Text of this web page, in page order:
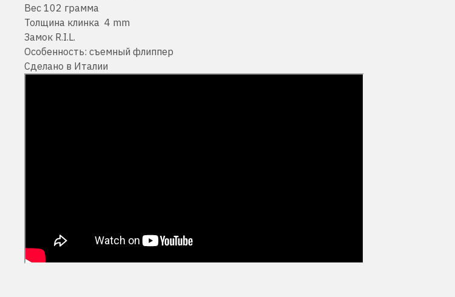
Вес 102 грамма
Толщина клинка 4 mm
Замок R.I.L.
Особенность: съемный флиппер
Сделано в Италии